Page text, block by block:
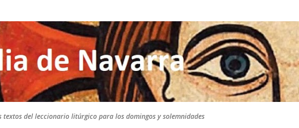
textos del leccionario litúrgico para los domingos y solemnidades